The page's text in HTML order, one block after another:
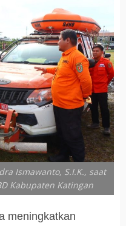
Ismawanto, S.I.K., saat
Kabupaten Katingan
meningkatkan